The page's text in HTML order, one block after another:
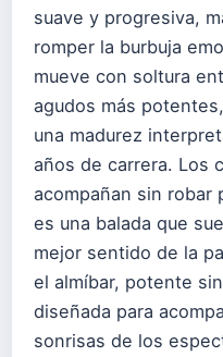
suave y progresiva,
romper la burbuja
mueve con soltura
agudos más
una madurez
años de carrera. Los
acompañan sin robar
es una balada que
mejor sentido de la
el almíbar, potente
diseñada para
sonrisas de los